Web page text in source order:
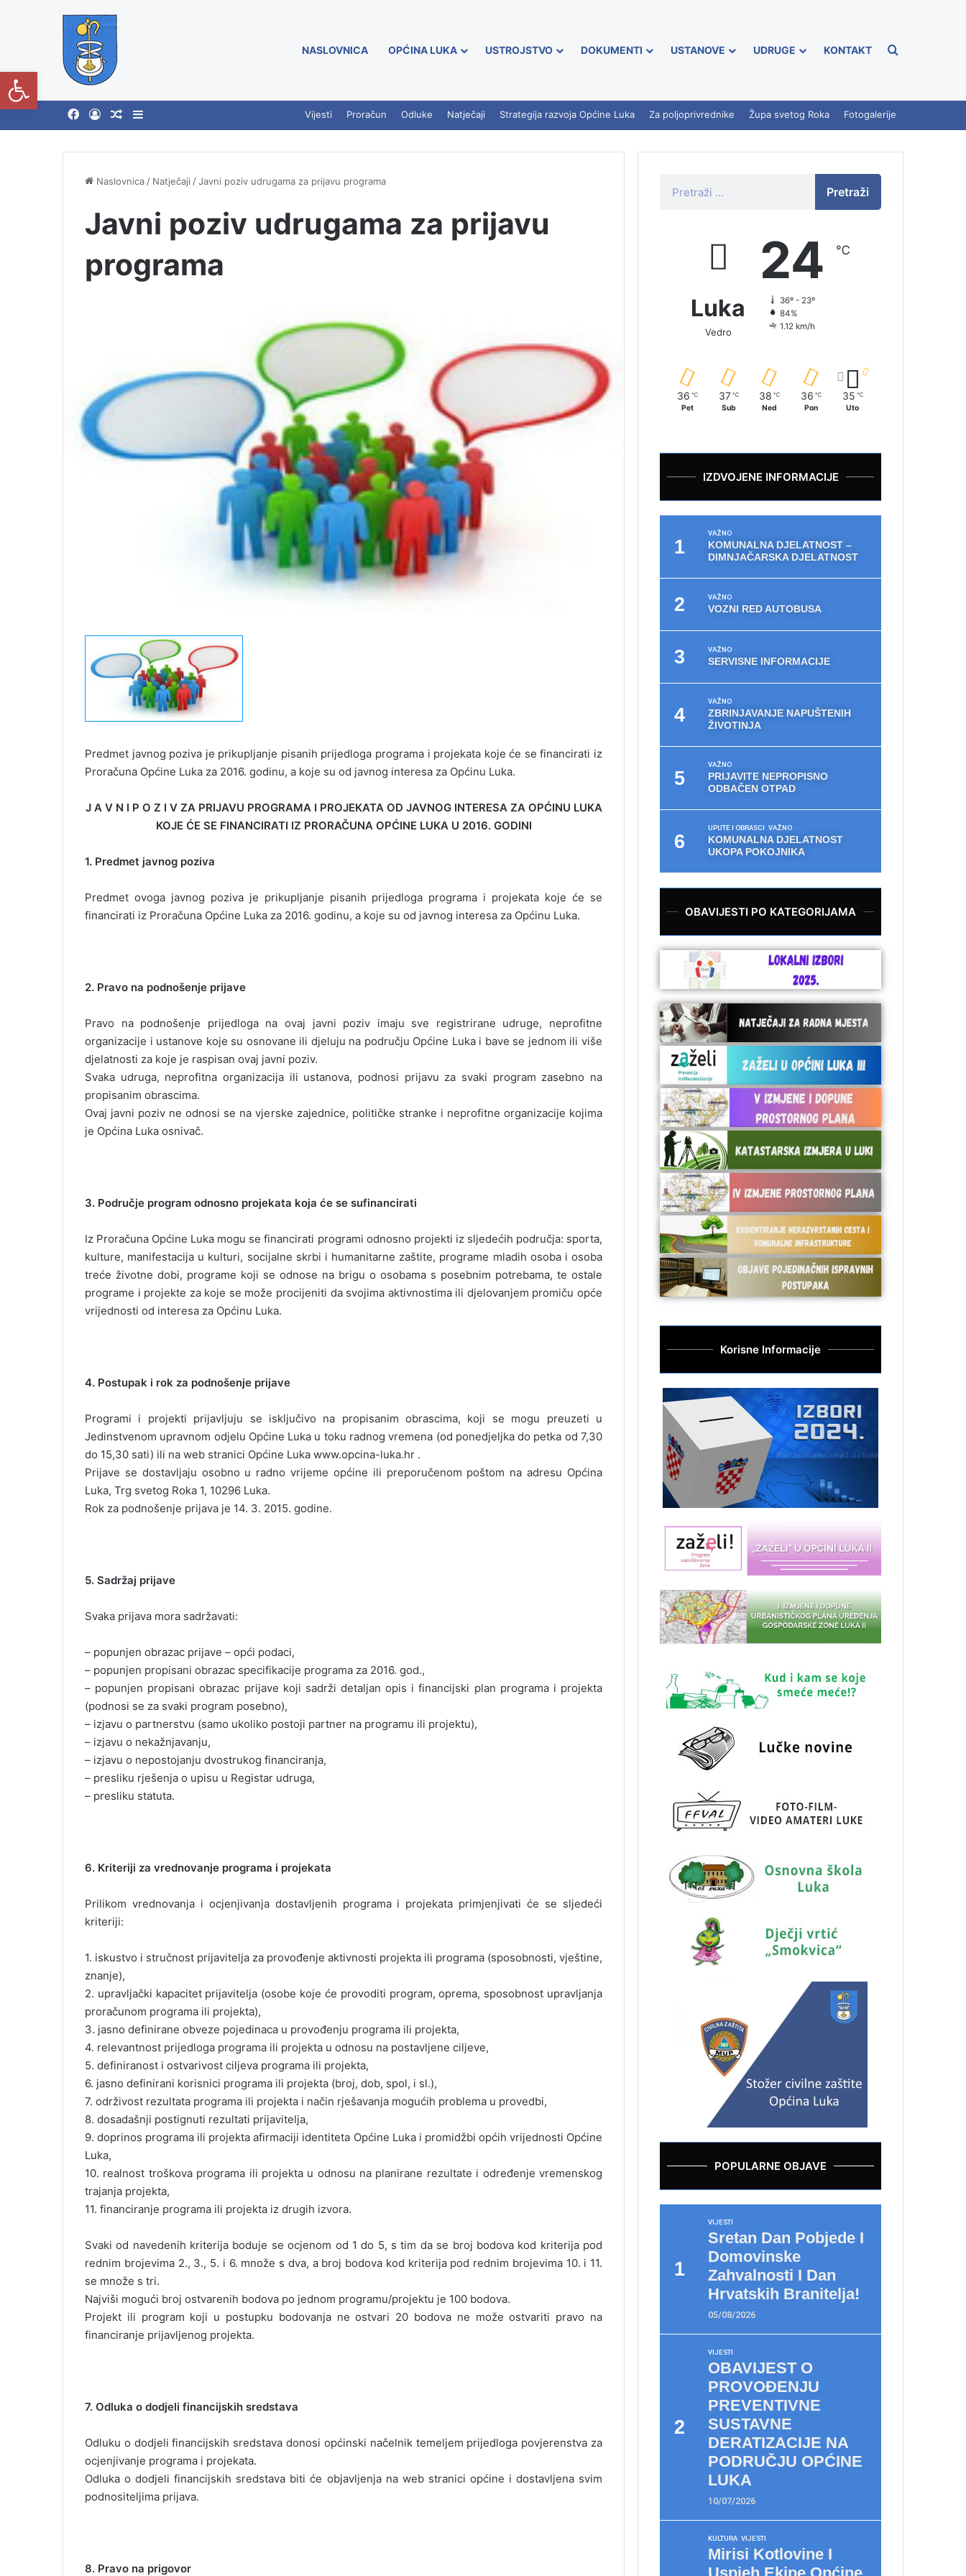
NASLOVNICA OPĆINA LUKA USTROJSTVO DOKUMENTI USTANOVE UDRUGE KONTAKT
Vijesti Proračun Odluke Natječaji Strategija razvoja Općine Luka Za poljoprivrednike Župa svetog Roka Fotogalerije
Naslovnica / Natječaji /Javni poziv udrugama za prijavu programa
Javni poziv udrugama za prijavu
programa
Predmet javnog poziva je prikupljanje pisanih prijedloga programa i projekata koje će se financirati iz
Proračuna Općine Luka za 2016. godinu, a koje su od javnog interesa za Općinu Luka.
J A V N I P O Z I V ZA PRIJAVU PROGRAMA I PROJEKATA OD JAVNOG INTERESA ZA OPĆINU LUKA
KOJE ĆE SE FINANCIRATI IZ PRORAČUNA OPĆINE LUKA U 2016. GODINI
1. Predmet javnog poziva
Predmet ovoga javnog poziva je prikupljanje pisanih prijedloga programa i projekata koje će se
financirati iz Proračuna Općine Luka za 2016. godinu, a koje su od javnog interesa za Općinu Luka.
2. Pravo na podnošenje prijave
Pravo na podnošenje prijedloga na ovaj javni poziv imaju sve registrirane udruge, neprofitne
organizacije i ustanove koje su osnovane ili djeluju na području Općine Luka i bave se jednom ili više
djelatnosti za koje je raspisan ovaj javni poziv.
Svaka udruga, neprofitna organizacija ili ustanova, podnosi prijavu za svaki program zasebno na
propisanim obrascima.
Ovaj javni poziv ne odnosi se na vjerske zajednice, političke stranke i neprofitne organizacije kojima
je Općina Luka osnivač.
3. Područje program odnosno projekata koja će se sufinancirati
Iz Proračuna Općine Luka mogu se financirati programi odnosno projekti iz sljedećih područja: sporta,
kulture, manifestacija u kulturi, socijalne skrbi i humanitarne zaštite, programe mladih osoba i osoba
treće životne dobi, programe koji se odnose na brigu o osobama s posebnim potrebama, te ostale
programe i projekte za koje se može procijeniti da svojima aktivnostima ili djelovanjem promiču opće
vrijednosti od interesa za Općinu Luka.
4. Postupak i rok za podnošenje prijave
Programi i projekti prijavljuju se isključivo na propisanim obrascima, koji se mogu preuzeti u
Jedinstvenom upravnom odjelu Općine Luka u toku radnog vremena (od ponedjeljka do petka od 7,30
do 15,30 sati) ili na web stranici Općine Luka www.opcina-luka.hr .
Prijave se dostavljaju osobno u radno vrijeme općine ili preporučenom poštom na adresu Općina
Luka, Trg svetog Roka 1, 10296 Luka.
Rok za podnošenje prijava je 14. 3. 2015. godine.
5. Sadržaj prijave
Svaka prijava mora sadržavati:
– popunjen obrazac prijave – opći podaci,
– popunjen propisani obrazac specifikacije programa za 2016. god.,
– popunjen propisani obrazac prijave koji sadrži detaljan opis i financijski plan programa i projekta
(podnosi se za svaki program posebno),
– izjavu o partnerstvu (samo ukoliko postoji partner na programu ili projektu),
– izjavu o nekažnjavanju,
– izjavu o nepostojanju dvostrukog financiranja,
– presliku rješenja o upisu u Registar udruga,
– presliku statuta.
6. Kriteriji za vrednovanje programa i projekata
Prilikom vrednovanja i ocjenjivanja dostavljenih programa i projekata primjenjivati će se sljedeći
kriteriji:
1. iskustvo i stručnost prijavitelja za provođenje aktivnosti projekta ili programa (sposobnosti, vještine,
znanje),
2. upravljački kapacitet prijavitelja (osobe koje će provoditi program, oprema, sposobnost upravljanja
proračunom programa ili projekta),
3. jasno definirane obveze pojedinaca u provođenju programa ili projekta,
4. relevantnost prijedloga programa ili projekta u odnosu na postavljene ciljeve,
5. definiranost i ostvarivost ciljeva programa ili projekta,
6. jasno definirani korisnici programa ili projekta (broj, dob, spol, i sl.),
7. održivost rezultata programa ili projekta i način rješavanja mogućih problema u provedbi,
8. dosadašnji postignuti rezultati prijavitelja,
9. doprinos programa ili projekta afirmaciji identiteta Općine Luka i promidžbi općih vrijednosti Općine
Luka,
10. realnost troškova programa ili projekta u odnosu na planirane rezultate i određenje vremenskog
trajanja projekta,
11. financiranje programa ili projekta iz drugih izvora.
Svaki od navedenih kriterija boduje se ocjenom od 1 do 5, s tim da se broj bodova kod kriterija pod
rednim brojevima 2., 3., 5. i 6. množe s dva, a broj bodova kod kriterija pod rednim brojevima 10. i 11.
se množe s tri.
Najviši mogući broj ostvarenih bodova po jednom programu/projektu je 100 bodova.
Projekt ili program koji u postupku bodovanja ne ostvari 20 bodova ne može ostvariti pravo na
financiranje prijavljenog projekta.
7. Odluka o dodjeli financijskih sredstava
Odluku o dodjeli financijskih sredstava donosi općinski načelnik temeljem prijedloga povjerenstva za
ocjenjivanje programa i projekata.
Odluka o dodjeli financijskih sredstava biti će objavljenja na web stranici općine i dostavljena svim
podnositeljima prijava.
8. Pravo na prigovor
Pretraži
Luka
Vedro
24 ℃
36º - 23º
84%
1.12 km/h
36 ℃
Pet
37 ℃
Sub
38 ℃
Ned
36 ℃
Pon
35 ℃
Uto
IZDVOJENE INFORMACIJE
VAŽNO
KOMUNALNA DJELATNOST –
DIMNJAČARSKA DJELATNOST
VAŽNO
VOZNI RED AUTOBUSA
VAŽNO
SERVISNE INFORMACIJE
VAŽNO
ZBRINJAVANJE NAPUŠTENIH
ŽIVOTINJA
VAŽNO
PRIJAVITE NEPROPISNO
ODBAČEN OTPAD
UPUTE I OBRASCI VAŽNO
KOMUNALNA DJELATNOST
UKOPA POKOJNIKA
OBAVIJESTI PO KATEGORIJAMA
Korisne Informacije
POPULARNE OBJAVE
VIJESTI
Sretan Dan Pobjede I
Domovinske
Zahvalnosti I Dan
Hrvatskih Branitelja!
05/08/2026
VIJESTI
OBAVIJEST O
PROVOĐENJU
PREVENTIVNE
SUSTAVNE
DERATIZACIJE NA
PODRUČJU OPĆINE
LUKA
10/07/2026
KULTURA VIJESTI
Mirisi Kotlovine I
Uspjeh Ekipe Općine
Open toolbar